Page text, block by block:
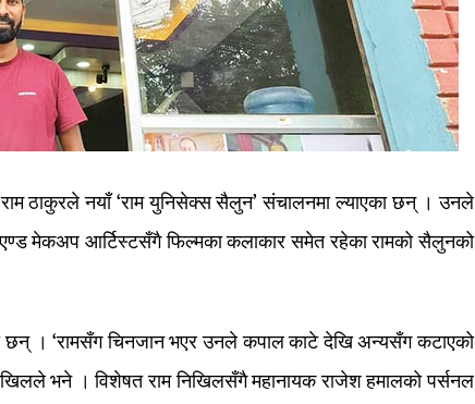
ठाकुरले नयाँ ‘राम युनिसेक्स सैलुन’ संचालनमा ल्याएका छन् । उनले
मेकअप आर्टिस्टसँगै फिल्मका कलाकार समेत रहेका रामको सैलुनको
। ‘रामसँग चिनजान भएर उनले कपाल काटे देखि अन्यसँग कटाएको
भने । विशेषत राम निखिलसँगै महानायक राजेश हमालको पर्सनल